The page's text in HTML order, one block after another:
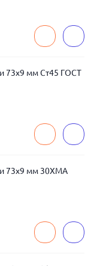
73x9 мм Ст45 ГОСТ
73x9 мм 30ХМА